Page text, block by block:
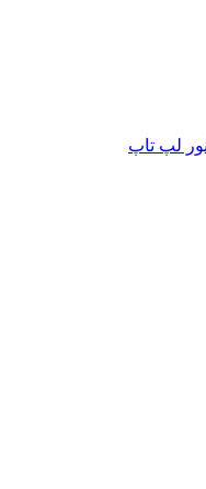
لپ تاپ